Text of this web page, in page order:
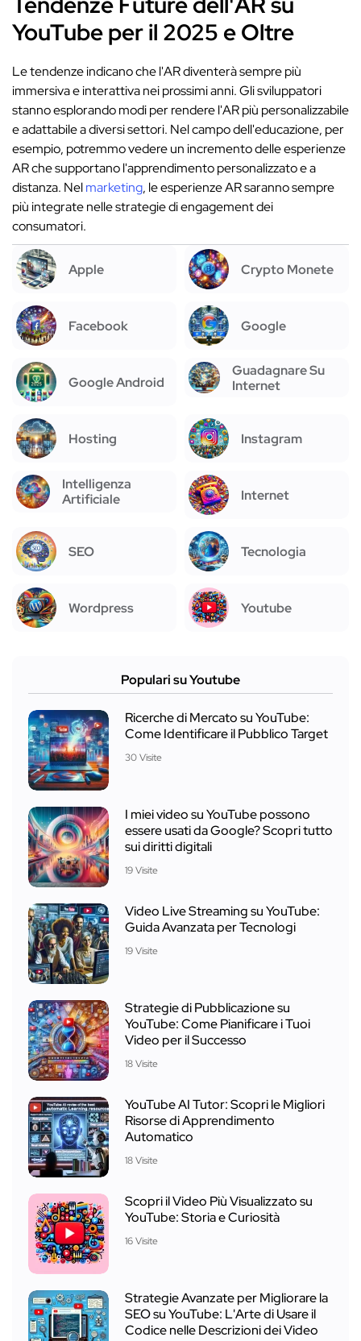
YouTube per il 2025 e Oltre
Le tendenze indicano che l'AR diventerà sempre più
immersiva e interattiva nei prossimi anni. Gli sviluppatori
stanno esplorando modi per rendere l'AR più personalizzabile
e adattabile a diversi settori. Nel campo dell'educazione, per
esempio, potremmo vedere un incremento delle esperienze
AR che supportano l'apprendimento personalizzato e a
distanza. Nelmarketing, le esperienze AR saranno sempre
più integrate nelle strategie di engagement dei
consumatori.
Apple Crypto Monete
Facebook Google
Google Android
Guadagnare Su
Internet
Hosting Instagram
Intelligenza
Artificiale
Internet
SEO Tecnologia
Wordpress Youtube
Populari su Youtube
Ricerche di Mercato su YouTube:
Come Identificare il Pubblico Target
30 Visite
I miei video su YouTube possono
essere usati da Google? Scopri tutto
sui diritti digitali
19 Visite
Video Live Streaming su YouTube:
Guida Avanzata per Tecnologi
19 Visite
Strategie di Pubblicazione su
YouTube: Come Pianificare i Tuoi
Video per il Successo
18 Visite
YouTube AI Tutor: Scopri le Migliori
Risorse di Apprendimento
Automatico
18 Visite
Scopri il Video Più Visualizzato su
YouTube: Storia e Curiosità
16 Visite
Strategie Avanzate per Migliorare la
SEO su YouTube: L'Arte di Usare il
Codice nelle Descrizioni dei Video